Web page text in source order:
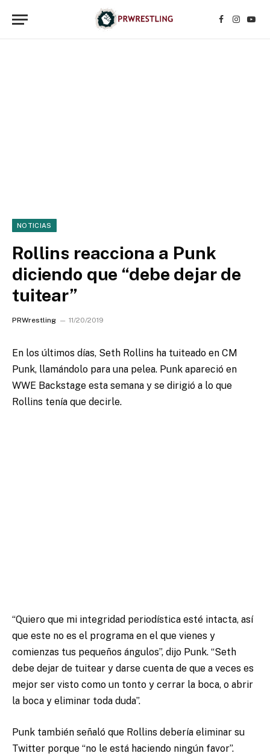
Facebook
NOTICIAS
Rollins reacciona a Punk
diciendo que “debe dejar de
tuitear”
PRWrestling 11/20/2019
En los últimos días, Seth Rollins ha tuiteado en CM
Punk, llamándolo para una pelea. Punk apareció en
WWE Backstage esta semana y se dirigió a lo que
Rollins tenía que decirle.
“Quiero que mi integridad periodística esté intacta, así
que este no es el programa en el que vienes y
comienzas tus pequeños ángulos”, dijo Punk. “Seth
debe dejar de tuitear y darse cuenta de que a veces es
mejor ser visto como un tonto y cerrar la boca, o abrir
la boca y eliminar toda duda”.
Punk también señaló que Rollins debería eliminar su
Twitter porque “no le está haciendo ningún favor”.